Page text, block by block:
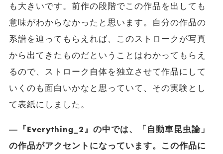
も大きいです。前作の段階でこの作品を出しても
意味がわからなかったと思います。自分の作品の
系譜を辿ってもらえれば、このストロークが写真
から出てきたものだということはわかってもらえ
るので、ストローク自体を独立させて作品にして
いくのも面白いかなと思っていて、その実験とし
て表紙にしました。
―『Everything_2』の中では、「自動車昆虫論」
の作品がアクセントになっています。この作品に